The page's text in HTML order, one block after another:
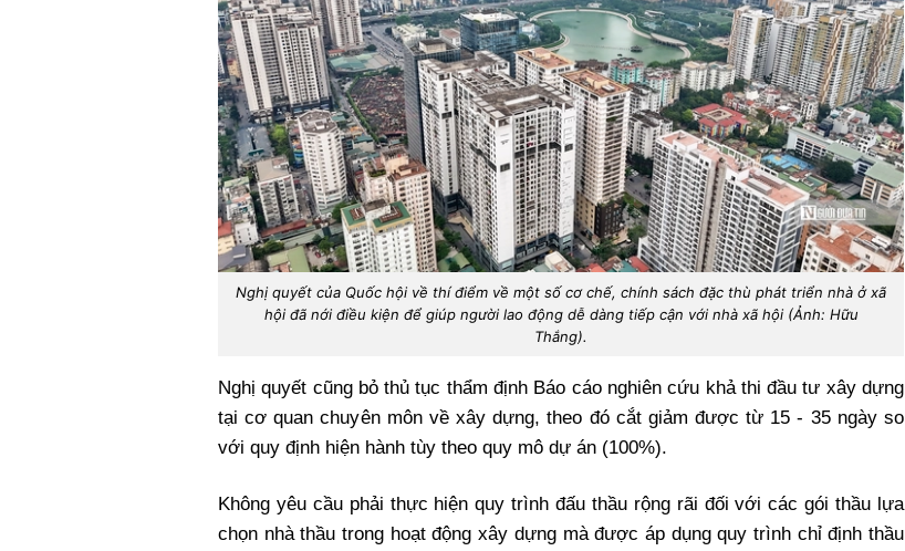
Nghị quyết của Quốc hội về thí điểm về một số cơ chế, chính sách đặc thù phát triển nhà ở xã
hội đã nới điều kiện để giúp người lao động dễ dàng tiếp cận với nhà xã hội (Ảnh: Hữu
Thắng).
Nghị quyết cũng bỏ thủ tục thẩm định Báo cáo nghiên cứu khả thi đầu tư xây dựng
tại cơ quan chuyên môn về xây dựng, theo đó cắt giảm được từ 15 - 35 ngày so
với quy định hiện hành tùy theo quy mô dự án (100%).
Không yêu cầu phải thực hiện quy trình đấu thầu rộng rãi đối với các gói thầu lựa
chọn nhà thầu trong hoạt động xây dựng mà được áp dụng quy trình chỉ định thầu